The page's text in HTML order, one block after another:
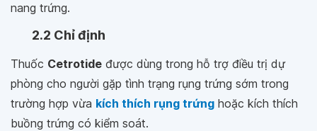
nang trứng.
2.2 Chỉ định
Thuốc Cetrotide được dùng trong hỗ trợ điều trị dự
phòng cho người gặp tình trạng rụng trứng sớm trong
trường hợp vừa kích thích rụng trứng hoặc kích thích
buồng trứng có kiểm soát.